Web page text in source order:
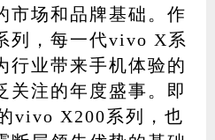
市场和品牌基础。作
列，每一代vivo X系
行业带来手机体验的
关注的年度盛事。即
vivo X200系列，也